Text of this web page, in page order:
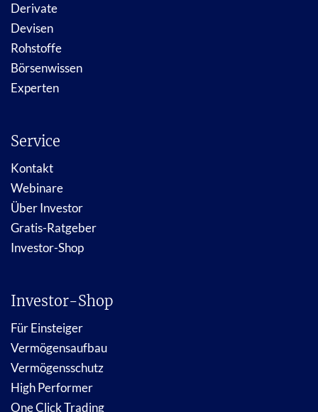
Derivate
Devisen
Rohstoffe
Börsenwissen
Experten
Service
Kontakt
Webinare
Über Investor
Gratis-Ratgeber
Investor-Shop
Investor-Shop
Für Einsteiger
Vermögensaufbau
Vermögensschutz
High Performer
One Click Trading